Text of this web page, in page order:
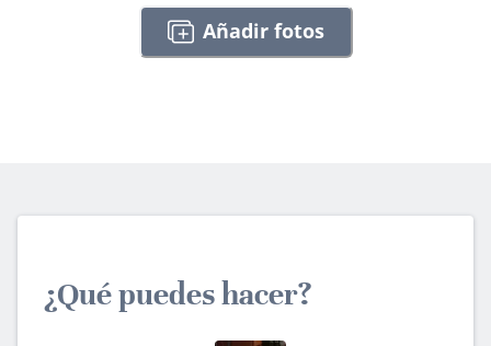
Añadir fotos
¿Qué puedes hacer?